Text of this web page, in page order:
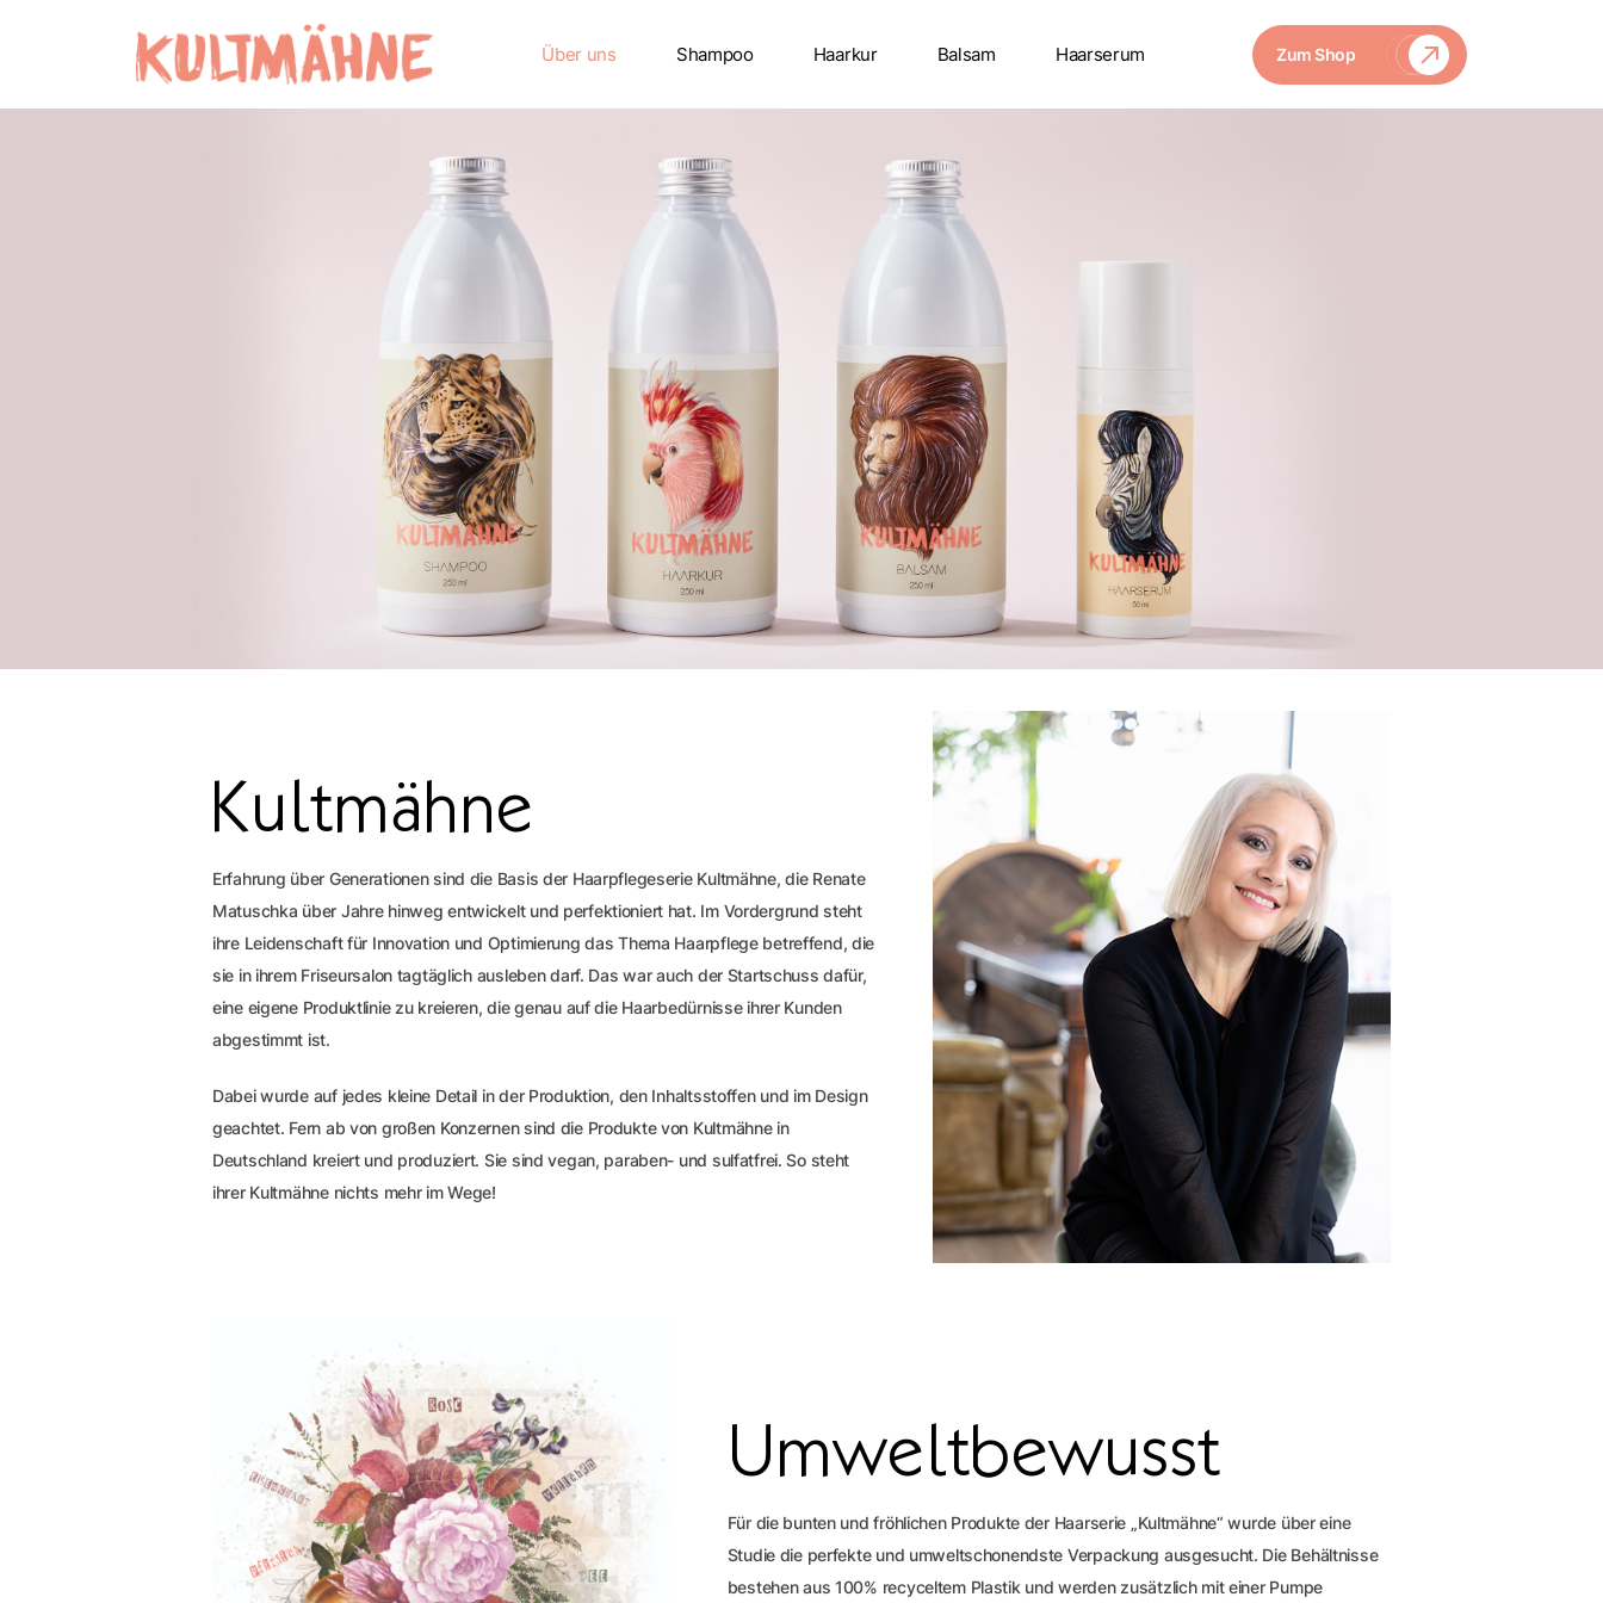
Über uns Shampoo Haarkur Balsam Haarserum Zum Shop
Kultmähne
Erfahrung über Generationen sind die Basis der Haarpflegeserie Kultmähne, die Renate
Matuschka über Jahre hinweg entwickelt und perfektioniert hat. Im Vordergrund steht
ihre Leidenschaft für Innovation und Optimierung das Thema Haarpflege betreffend, die
sie in ihrem Friseursalon tagtäglich ausleben darf. Das war auch der Startschuss dafür,
eine eigene Produktlinie zu kreieren, die genau auf die Haarbedürnisse ihrer Kunden
abgestimmt ist.
Dabei wurde auf jedes kleine Detail in der Produktion, den Inhaltsstoffen und im Design
geachtet. Fern ab von großen Konzernen sind die Produkte von Kultmähne in
Deutschland kreiert und produziert. Sie sind vegan, paraben- und sulfatfrei. So steht
ihrer Kultmähne nichts mehr im Wege!
Umweltbewusst
Für die bunten und fröhlichen Produkte der Haarserie „Kultmähne“ wurde über eine
Studie die perfekte und umweltschonendste Verpackung ausgesucht. Die Behältnisse
bestehen aus 100% recyceltem Plastik und werden zusätzlich mit einer Pumpe